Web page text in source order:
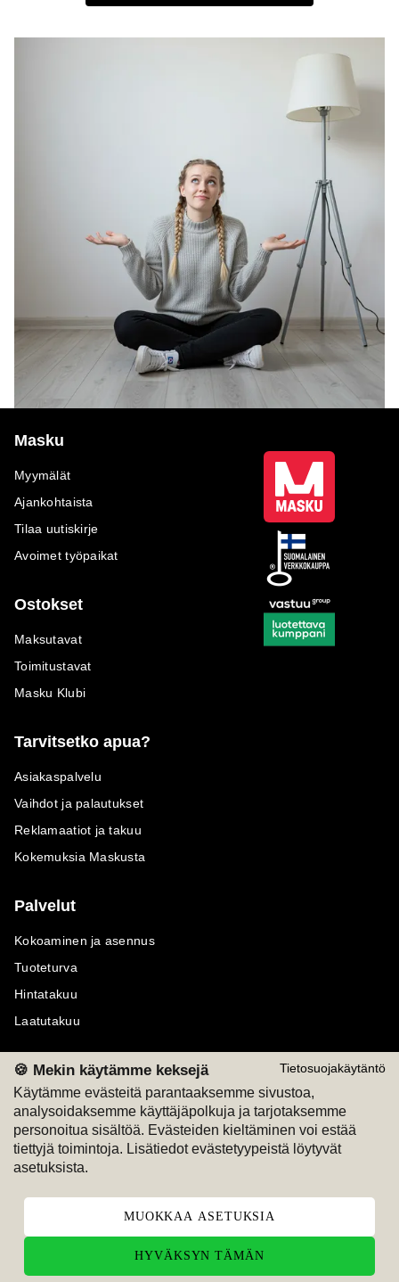
Tietosuojakäytäntö
🍪 Mekin käytämme keksejä
Käytämme evästeitä parantaaksemme sivustoa,
analysoidaksemme käyttäjäpolkuja ja tarjotaksemme
personoitua sisältöä. Evästeiden kieltäminen voi estää
tiettyjä toimintoja. Lisätiedot evästetyypeistä löytyvät
asetuksista.
MUOKKAA ASETUKSIA
HYVÄKSYN TÄMÄN
Masku
Myymälät
Ajankohtaista
Tilaa uutiskirje
Avoimet työpaikat
Ostokset
Maksutavat
Toimitustavat
Masku Klubi
Tarvitsetko apua?
Asiakaspalvelu
Vaihdot ja palautukset
Reklamaatiot ja takuu
Kokemuksia Maskusta
Palvelut
Kokoaminen ja asennus
Tuoteturva
Hintatakuu
Laatutakuu
Maksutavat
M
Seuraa meitä